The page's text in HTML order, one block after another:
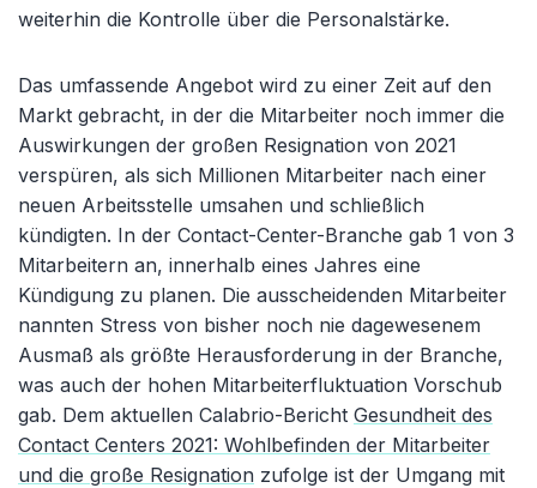
weiterhin die Kontrolle über die Personalstärke.
Das umfassende Angebot wird zu einer Zeit auf den
Markt gebracht, in der die Mitarbeiter noch immer die
Auswirkungen der großen Resignation von 2021
verspüren, als sich Millionen Mitarbeiter nach einer
neuen Arbeitsstelle umsahen und schließlich
kündigten. In der Contact-Center-Branche gab 1 von 3
Mitarbeitern an, innerhalb eines Jahres eine
Kündigung zu planen. Die ausscheidenden Mitarbeiter
nannten Stress von bisher noch nie dagewesenem
Ausmaß als größte Herausforderung in der Branche,
was auch der hohen Mitarbeiterfluktuation Vorschub
gab. Dem aktuellen Calabrio-Bericht Gesundheit des
Contact Centers 2021: Wohlbefinden der Mitarbeiter
und die große Resignation zufolge ist der Umgang mit